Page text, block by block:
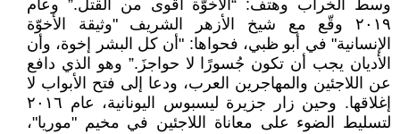
وسط الخراب وهتف: “الأخوّة أقوى من القتل.” وعام
٢٠١٩ وقّع مع شيخ الأزهر الشريف "وثيقة الأخوّة
الإنسانية" في أبو ظبي، فحواها: "أن كل البشر إخوة، وأن
الأديان يجب أن تكون جُسورًا لا حواجزَ.” وهو الذي دافع
عن اللاجئين والمهاجرين العرب، ودعا إلى فتح الأبواب لا
إغلاقها. وحين زار جزيرة ليسبوس اليونانية، عام ٢٠١٦
لتسليط الضوء على معاناة اللاجئين في مخيم "موريا"،